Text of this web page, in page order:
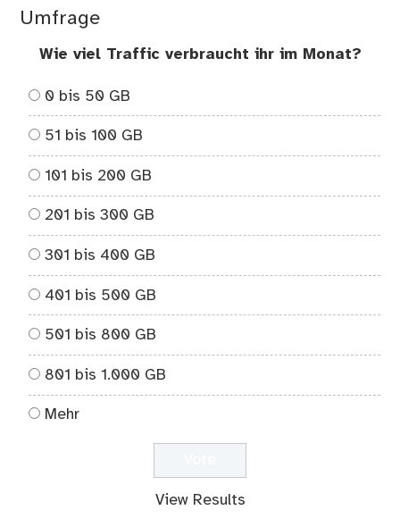
Umfrage
Wie viel Traffic verbraucht ihr im Monat?
0 bis 50 GB
51 bis 100 GB
101 bis 200 GB
201 bis 300 GB
301 bis 400 GB
401 bis 500 GB
501 bis 800 GB
801 bis 1.000 GB
Mehr
View Results